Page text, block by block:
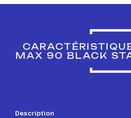
MAX 90 BLACK
Description